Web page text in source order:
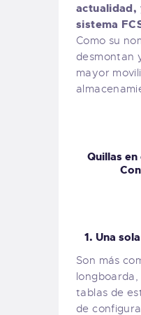
actualidad,
sistema
Como su
desmontan
mayor
Quillas
1. Una
Son más
tablas de
de